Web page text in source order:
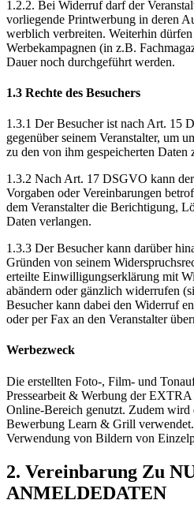
1.2.2. Bei Widerruf darf der
vorliegende Printwerbung in deren
werblich verbreiten. Weiterhin
Werbekampagnen (in z.B.
Dauer noch durchgeführt werden.
1.3 Rechte des Besuchers
1.3.1 Der Besucher ist nach Art. 15
gegenüber seinem Veranstalter, um
zu den von ihm gespeicherten Daten
1.3.2 Nach Art. 17 DSGVO kann
Vorgaben oder Vereinbarungen
dem Veranstalter die Berichtigung,
Daten verlangen.
1.3.3 Der Besucher kann darüber
Gründen von seinem
erteilte Einwilligungserklärung mit
abändern oder gänzlich widerrufen
Besucher kann dabei den Widerruf
oder per Fax an den Veranstalter
Werbezweck
Die erstellten Foto-, Film- und
Pressearbeit & Werbung der
Online-Bereich genutzt. Zudem
Bewerbung Learn & Grill
Verwendung von Bildern von
2. Vereinbarung Zu
ANMELDEDATEN